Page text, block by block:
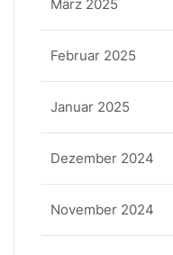
März 2025
Februar 2025
Januar 2025
Dezember 2024
November 2024